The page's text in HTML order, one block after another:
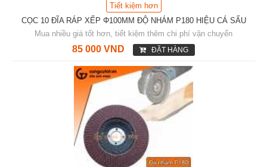
Tiết kiệm hơn
CỌC 10 ĐĨA RÁP XẾP Φ100MM ĐỘ NHÁM P180 HIỆU CÁ SẤU
Mua nhiều giá tốt hơn, tiết kiệm thêm chi phí vận chuyển
85 000 VND ĐẶT HÀNG